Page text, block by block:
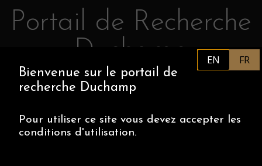
Retourner au contenu principal
Portail de Recherche
Duchamp
PHILADELPHIA MUSEUM OF
ART
EN FR
Bienvenue sur le portail de
recherche Duchamp
Pour utiliser ce site vous devez accepter les
conditions d'utilisation.